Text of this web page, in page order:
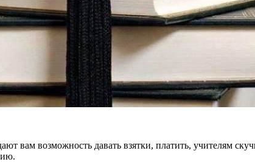
вам возможность давать взятки, платить, учителям